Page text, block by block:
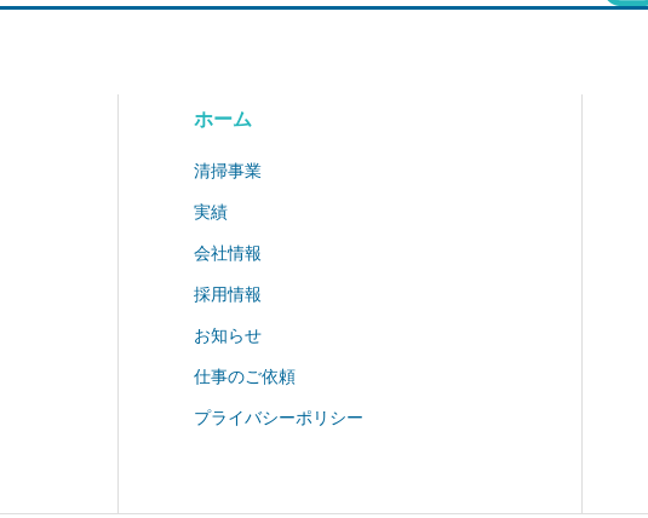
ホーム
清掃事業
実績
会社情報
採用情報
お知らせ
仕事のご依頼
プライバシーポリシー